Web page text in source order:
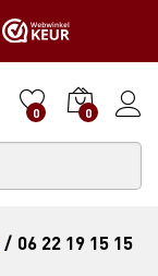
0 0
/ 06 22 19 15 15